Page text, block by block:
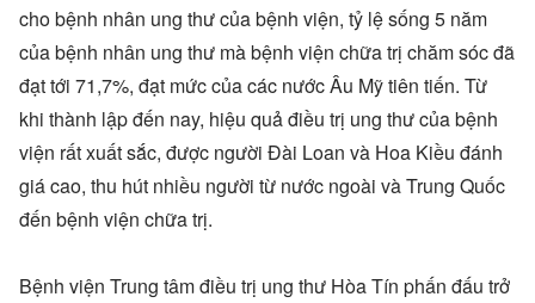
cho bệnh nhân ung thư của bệnh viện, tỷ lệ sống 5 năm
của bệnh nhân ung thư mà bệnh viện chữa trị chăm sóc đã
đạt tới 71,7%, đạt mức của các nước Âu Mỹ tiên tiến. Từ
khi thành lập đến nay, hiệu quả điều trị ung thư của bệnh
viện rất xuất sắc, được người Đài Loan và Hoa Kiều đánh
giá cao, thu hút nhiều người từ nước ngoài và Trung Quốc
đến bệnh viện chữa trị.
Bệnh viện Trung tâm điều trị ung thư Hòa Tín phấn đấu trở